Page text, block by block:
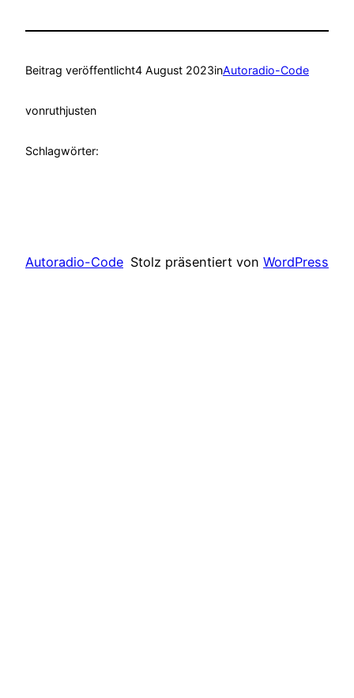
Beitrag veröffentlicht4 August 2023inAutoradio-Code
vonruthjusten
Schlagwörter:
Autoradio-Code Stolz präsentiert von WordPress